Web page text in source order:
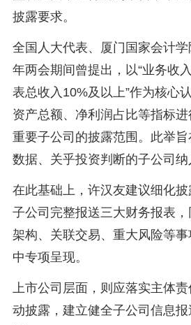
披露要求。
全国人大代表、厦门国家会计
年两会期间曾提出，以“业务收
表总收入10%及以上”作为核心
资产总额、净利润占比等指标
重要子公司的披露范围。此举
数据、关乎投资判断的子公司纳
在此基础上，许汉友建议细化
子公司完整报送三大财务报表
架构、关联交易、重大风险等
中专项呈现。
上市公司层面，则应落实主体
动披露，建立健全子公司信息